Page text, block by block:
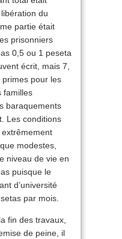
du
partie était
prisonniers
0,5 ou 1 peseta
écrit, mais 7,
primes pour les
familles
baraquements
Les conditions
modestes,
niveau de vie en
puisque le
d’université
par mois.
fin des travaux,
de peine, il